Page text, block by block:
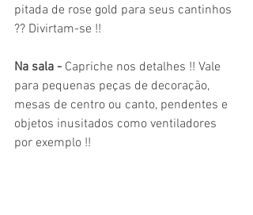
pitada de rose gold para seus cantinhos
?? Divirtam-se !!
Na sala - Capriche nos detalhes !! Vale
para pequenas peças de decoração,
mesas de centro ou canto, pendentes e
objetos inusitados como ventiladores
por exemplo !!